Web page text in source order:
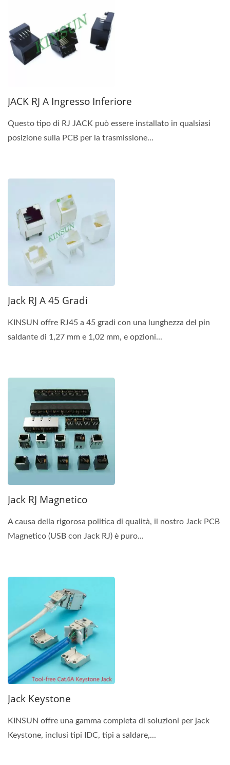
JACK RJ A Ingresso Inferiore
Questo tipo di RJ JACK può essere installato in qualsiasi
posizione sulla PCB per la trasmissione...
Jack RJ A 45 Gradi
KINSUN offre RJ45 a 45 gradi con una lunghezza del pin
saldante di 1,27 mm e 1,02 mm, e opzioni...
Jack RJ Magnetico
A causa della rigorosa politica di qualità, il nostro Jack PCB
Magnetico (USB con Jack RJ) è puro...
Jack Keystone
KINSUN offre una gamma completa di soluzioni per jack
Keystone, inclusi tipi IDC, tipi a saldare,...